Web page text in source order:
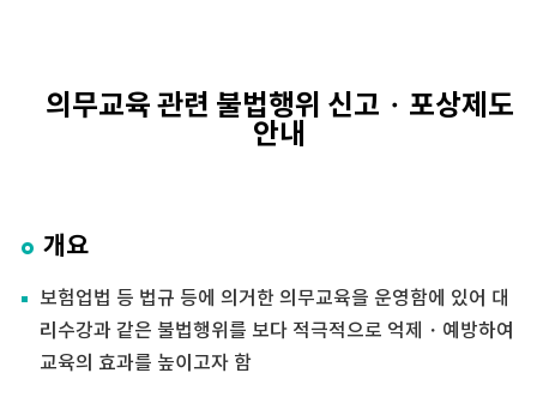
의무교육 관련 불법행위 신고・포상제도
안내
개요
보험업법 등 법규 등에 의거한 의무교육을 운영함에 있어 대
리수강과 같은 불법행위를 보다 적극적으로 억제・예방하여
교육의 효과를 높이고자 함